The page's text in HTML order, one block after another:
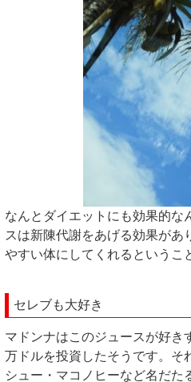
なんとダイエットにも効果的な
スは新陳代謝をあげる効果があ
やすい体にしてくれるというこ
セレブも大好き
マドンナはこのジュースが好き
万ドルを投資したそうです。そ
シュー・マコノヒーなど名だた